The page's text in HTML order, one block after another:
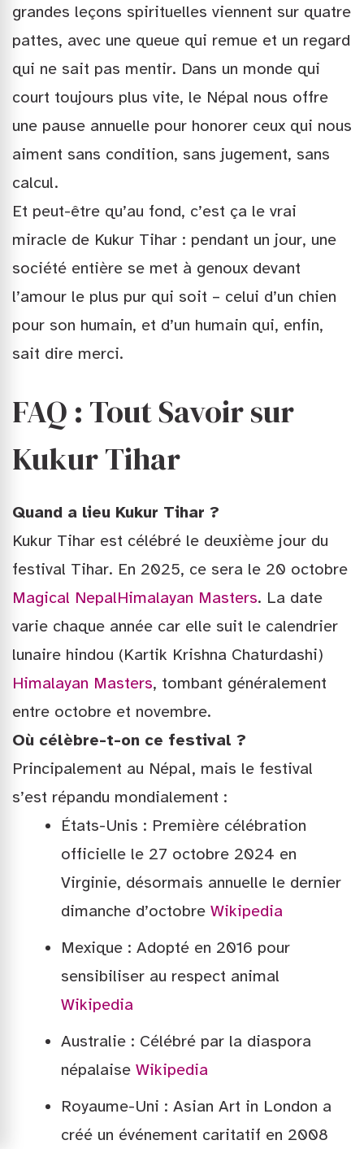
grandes leçons spirituelles viennent sur quatre
pattes, avec une queue qui remue et un regard
qui ne sait pas mentir. Dans un monde qui
court toujours plus vite, le Népal nous offre
une pause annuelle pour honorer ceux qui nous
aiment sans condition, sans jugement, sans
calcul.
Et peut-être qu’au fond, c’est ça le vrai
miracle de Kukur Tihar : pendant un jour, une
société entière se met à genoux devant
l’amour le plus pur qui soit – celui d’un chien
pour son humain, et d’un humain qui, enfin,
sait dire merci.
FAQ : Tout Savoir sur
Kukur Tihar
Quand a lieu Kukur Tihar ?
Kukur Tihar est célébré le deuxième jour du
festival Tihar. En 2025, ce sera le 20 octobre
Magical NepalHimalayan Masters. La date
varie chaque année car elle suit le calendrier
lunaire hindou (Kartik Krishna Chaturdashi)
Himalayan Masters, tombant généralement
entre octobre et novembre.
Où célèbre-t-on ce festival ?
Principalement au Népal, mais le festival
s’est répandu mondialement :
États-Unis : Première célébration
officielle le 27 octobre 2024 en
Virginie, désormais annuelle le dernier
dimanche d’octobre Wikipedia
Mexique : Adopté en 2016 pour
sensibiliser au respect animal
Wikipedia
Australie : Célébré par la diaspora
népalaise Wikipedia
Royaume-Uni : Asian Art in London a
créé un événement caritatif en 2008